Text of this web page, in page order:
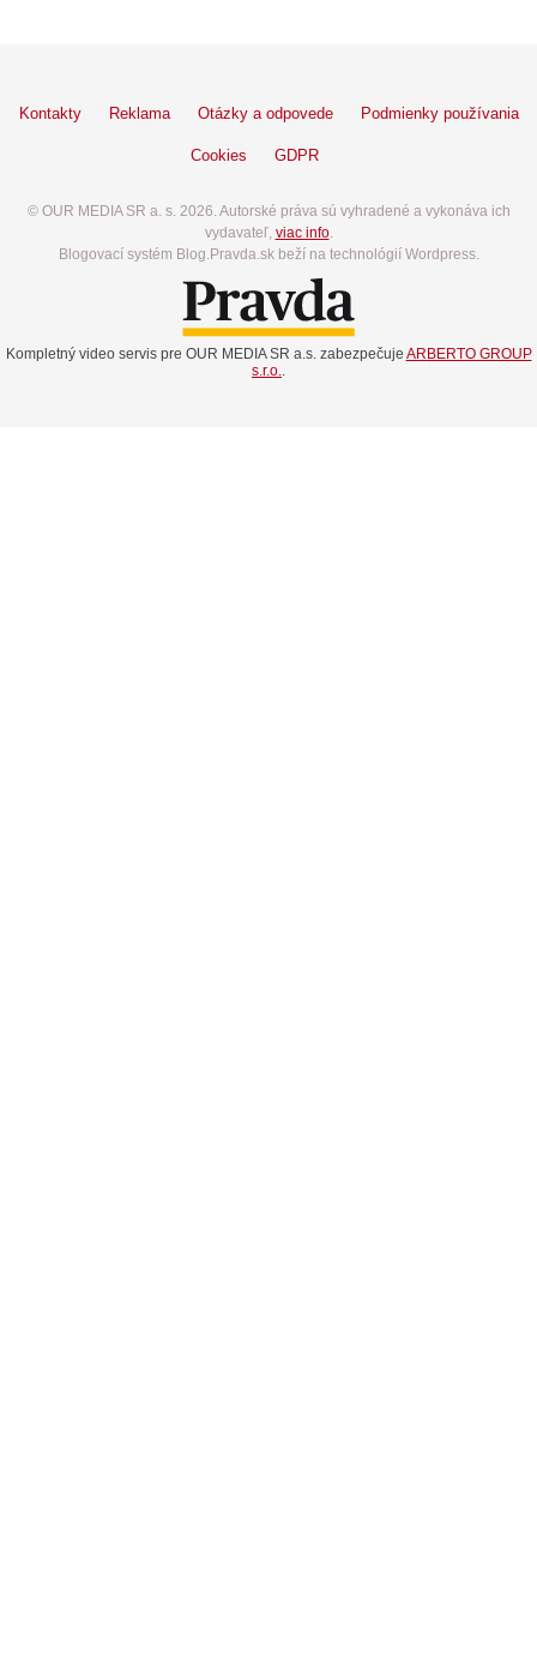
Kontakty Reklama Otázky a odpovede Podmienky používania
Cookies GDPR
© OUR MEDIA SR a. s. 2026. Autorské práva sú vyhradené a vykonáva ich
vydavateľ, viac info.
Blogovací systém Blog.Pravda.sk beží na technológií Wordpress.
Kompletný video servis pre OUR MEDIA SR a.s. zabezpečuje ARBERTO GROUP
s.r.o..